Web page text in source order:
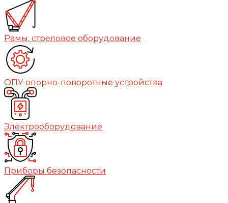
Рамы, стреловое оборудование
ОПУ опорно-поворотные устройства
Электрооборудование
Приборы безопасности